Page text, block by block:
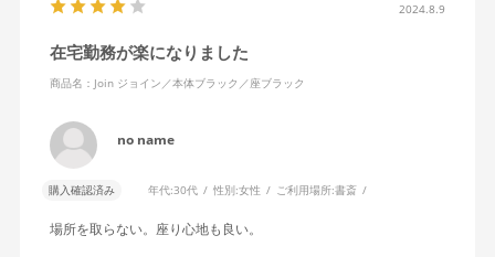
2024.8.9
在宅勤務が楽になりました
商品名：Join ジョイン／本体ブラック／座ブラック
no name
購入確認済み 年代:30代 性別:女性 ご利用場所:書斎
場所を取らない。座り心地も良い。